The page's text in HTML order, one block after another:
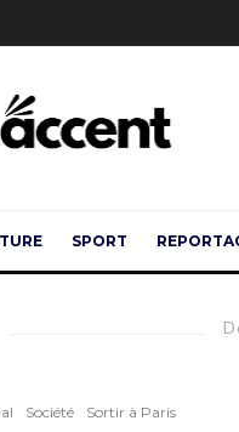
SPORT
Société Sortir à Paris